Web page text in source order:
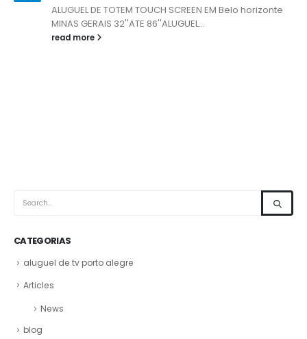
ALUGUEL DE TOTEM TOUCH SCREEN EM Belo horizonte
MINAS GERAIS 32''ATE 86''ALUGUEL...
read more
CATEGORIAS
aluguel de tv porto alegre
Articles
News
blog